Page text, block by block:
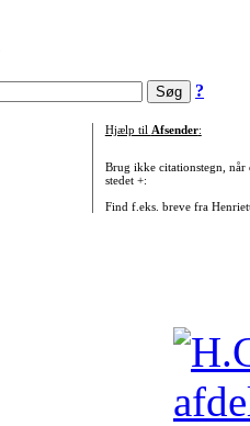
?
Hjælp til Afsender:
Brug ikke citationstegn, når
stedet +:
Find f.eks. breve fra